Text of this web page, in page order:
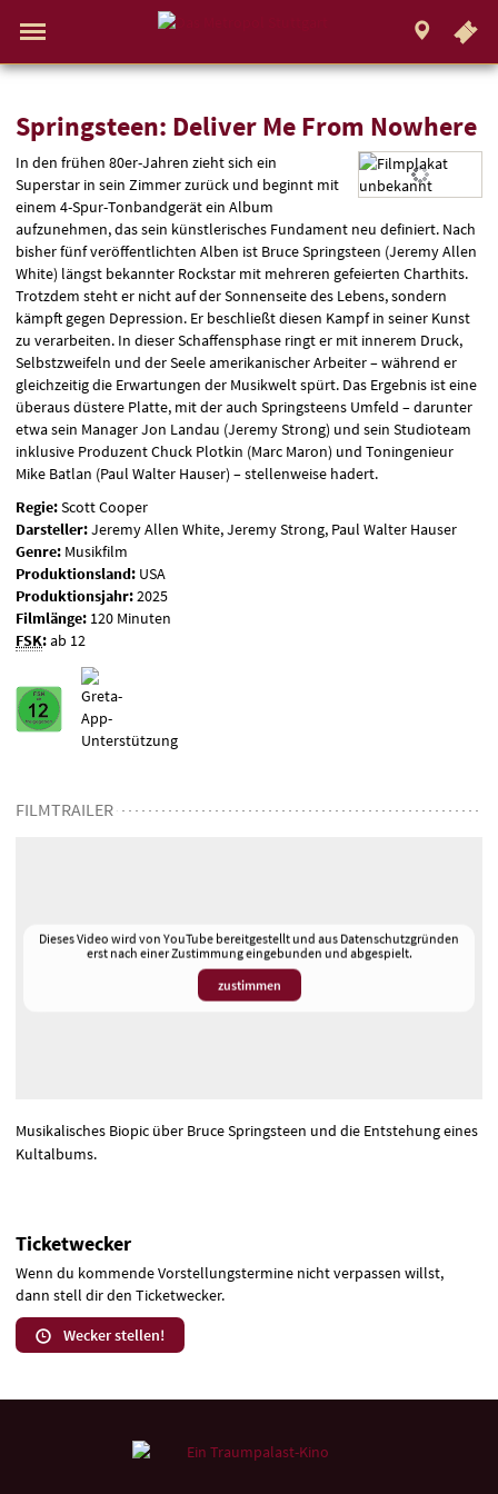
Springe
zum
,zum
.Navigation
Service
umschalten
Gehe
zur
Standortauswahl
Aktueller
Standort:
Weitere
Hinweis
Springsteen:
Deliver
Me
From
Nowhere
Springsteen: Deliver Me From Nowhere
In den frühen 80er-Jahren zieht sich ein
Superstar in sein Zimmer zurück und beginnt mit
einem 4-Spur-Tonbandgerät ein Album
aufzunehmen, das sein künstlerisches Fundament neu definiert. Nach
bisher fünf veröffentlichten Alben ist Bruce Springsteen (Jeremy Allen
White) längst bekannter Rockstar mit mehreren gefeierten Charthits.
Trotzdem steht er nicht auf der Sonnenseite des Lebens, sondern
kämpft gegen Depression. Er beschließt diesen Kampf in seiner Kunst
zu verarbeiten. In dieser Schaffensphase ringt er mit innerem Druck,
Selbstzweifeln und der Seele amerikanischer Arbeiter – während er
gleichzeitig die Erwartungen der Musikwelt spürt. Das Ergebnis ist eine
überaus düstere Platte, mit der auch Springsteens Umfeld – darunter
etwa sein Manager Jon Landau (Jeremy Strong) und sein Studioteam
inklusive Produzent Chuck Plotkin (Marc Maron) und Toningenieur
Mike Batlan (Paul Walter Hauser) – stellenweise hadert.
Regie:Scott Cooper
Darsteller:Jeremy Allen White, Jeremy Strong, Paul Walter Hauser
Genre: Musikfilm
Produktionsland: USA
Produktionsjahr:2025
Filmlänge: 120 Minuten
FSK:ab 12
FILMTRAILER
Dieses Video wird von YouTube bereitgestellt und aus Datenschutzgründen
erst nach einer Zustimmung eingebunden und abgespielt.
zustimmen
Musikalisches Biopic über Bruce Springsteen und die Entstehung eines
Kultalbums.
Ticketwecker
Wenn du kommende Vorstellungstermine nicht verpassen willst,
dann stell dir den Ticketwecker.
Wecker stellen!
Navigationsmöglichkeiten